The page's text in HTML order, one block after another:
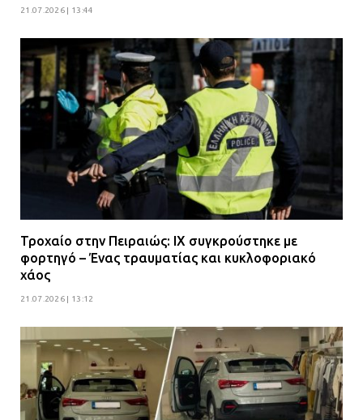
21.07.2026 | 13:44
Τροχαίο στην Πειραιώς: ΙΧ συγκρούστηκε με
φορτηγό – Ένας τραυματίας και κυκλοφοριακό
χάος
21.07.2026 | 13:12